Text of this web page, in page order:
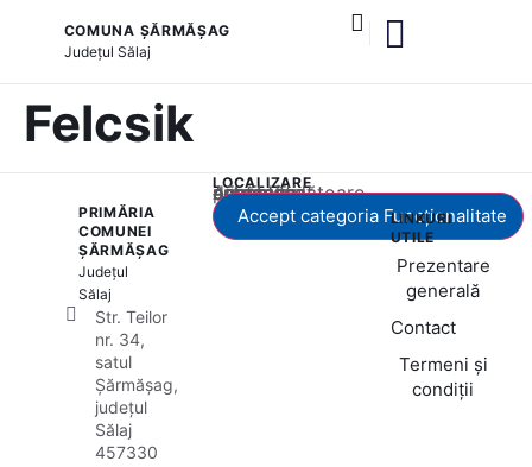
COMUNA ȘĂRMĂȘAG
Județul Sălaj
Felcsik
PRIMĂRIA
COMUNEI
ȘĂRMĂȘAG
Județul
Sălaj
Str. Teilor
nr. 34,
satul
Șărmășag,
județul
Sălaj
457330
LOCALIZARE
Acest conținut este blocat până când acceptați categoria corespunzătoare de cookie-uri.
Accept categoria Funcționalitate
LINKURI
UTILE
Prezentare
generală
Contact
Termeni și
condiții